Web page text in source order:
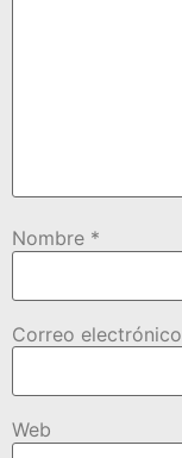
Nombre *
Correo electrónico
Web